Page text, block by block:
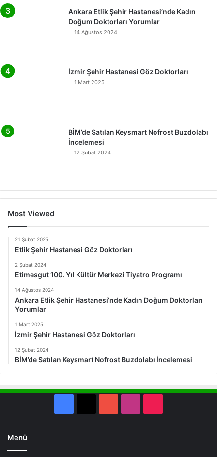
Ankara Etlik Şehir Hastanesi’nde Kadın
Doğum Doktorları Yorumlar
14 Ağustos 2024
İzmir Şehir Hastanesi Göz Doktorları
1 Mart 2025
BİM’de Satılan Keysmart Nofrost Buzdolabı
İncelemesi
12 Şubat 2024
Most Viewed
21 Şubat 2025
Etlik Şehir Hastanesi Göz Doktorları
2 Şubat 2024
Etimesgut 100. Yıl Kültür Merkezi Tiyatro Programı
14 Ağustos 2024
Ankara Etlik Şehir Hastanesi’nde Kadın Doğum Doktorları
Yorumlar
1 Mart 2025
İzmir Şehir Hastanesi Göz Doktorları
12 Şubat 2024
BİM’de Satılan Keysmart Nofrost Buzdolabı İncelemesi
Menü